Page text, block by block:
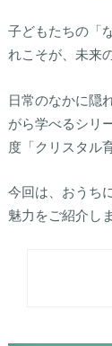
子どもたちの「
れこそが、未来
日常のなかに隠
がら学べるシリ
度「クリスタル
今回は、おうち
魅力をご紹介し